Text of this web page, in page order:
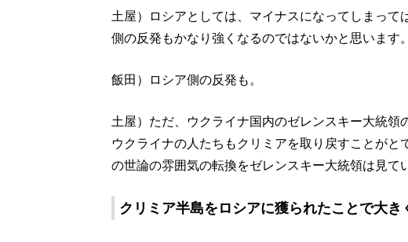
土屋）ロシアとしては、マイナスになってしまって
側の反発もかなり強くなるのではないかと思います。
飯田）ロシア側の反発も。
土屋）ただ、ウクライナ国内のゼレンスキー大統領
ウクライナの人たちもクリミアを取り戻すことがと
の世論の雰囲気の転換をゼレンスキー大統領は見て
クリミア半島をロシアに獲られたことで大き